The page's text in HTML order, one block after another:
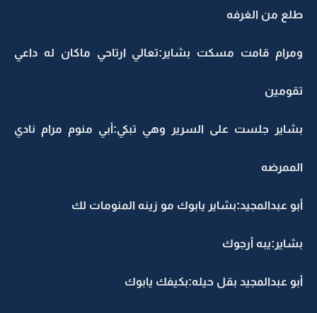
طلع ‏من الغرفه
ومرام قامت مسكت بشاير:تعالي ارتاحي ماكان له داعي
تقومين
بشاير جلست على السرير وهي تبكي:أبي منوم مرام نادي
الممرضه
أبو عبدالمجيد:بشاير يابوك مو زينه المنومات لك
بشاير:يبه أرجوك
أبو عبدالمجيد بقل حيله:بكيفك يابوك